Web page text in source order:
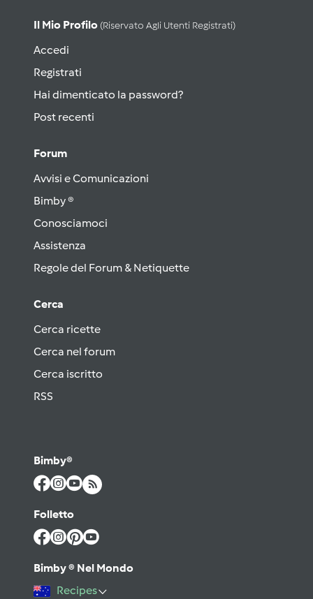
Il Mio Profilo (riservato Agli Utenti Registrati)
Accedi
Registrati
Hai dimenticato la password?
Post recenti
Forum
Avvisi e Comunicazioni
Bimby ®
Conosciamoci
Assistenza
Regole del Forum & Netiquette
Cerca
Cerca ricette
Cerca nel forum
Cerca iscritto
RSS
Bimby®
Folletto
Bimby ® Nel Mondo
Recipes